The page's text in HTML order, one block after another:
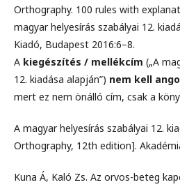
Orthography. 100 rules with
magyar helyesírás szabályai 12.
Kiadó, Budapest 2016:6–8.
A kiegészítés / mellékcím („A
12. kiadása alapján”) nem kell
mert ez nem önálló cím, csak a
A magyar helyesírás szabályai 12.
Orthography, 12th edition].
Kuna Á, Kaló Zs. Az orvos-beteg